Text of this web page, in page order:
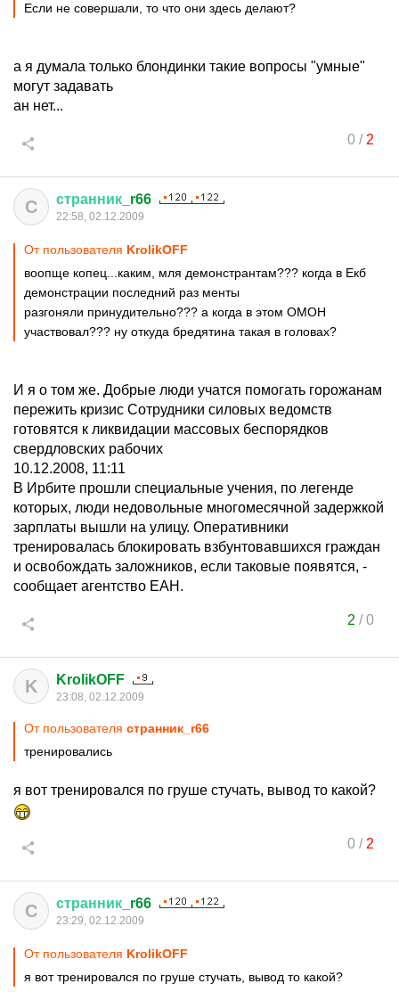
Если не совершали, то что они здесь делают?
а я думала только блондинки такие вопросы "умные"
могут задавать
ан нет...
0/ 2
С странник _r66
22:58, 02.12.2009
От пользователя KrolikОFF
воопще копец...каким, мля демонстрантам??? когда в Екб
демонстрации последний раз менты
разгоняли принудительно??? а когда в этом ОМОН
участвовал??? ну откуда бредятина такая в головах?
И я о том же. Добрые люди учатся помогать горожанам
пережить кризис Сотрудники силовых ведомств
готовятся к ликвидации массовых беспорядков
свердловских рабочих
10.12.2008, 11:11
В Ирбите прошли специальные учения, по легенде
которых, люди недовольные многомесячной задержкой
зарплаты вышли на улицу. Оперативники
тренировалась блокировать взбунтовавшихся граждан
и освобождать заложников, если таковые появятся, -
сообщает агентство ЕАН.
2 /0
K KrolikOFF
23:08, 02.12.2009
От пользователя странник_r66
тренировались
я вот тренировался по груше стучать, вывод то какой?
0/ 2
С странник _r66
23:29, 02.12.2009
От пользователя KrolikОFF
я вот тренировался по груше стучать, вывод то какой?